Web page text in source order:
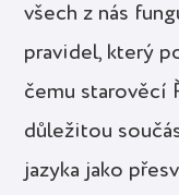
všech z nás
pravidel, který
čemu starověcí
důležitou
jazyka jako